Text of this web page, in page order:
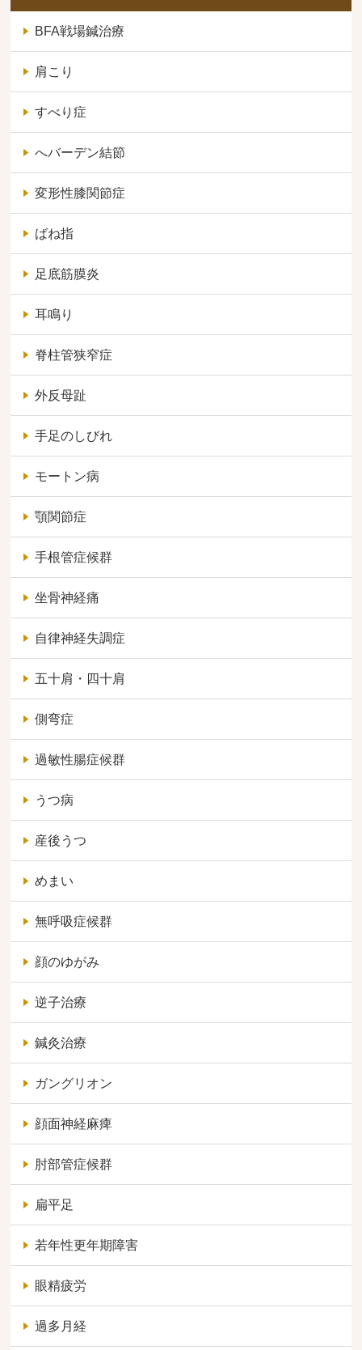
BFA戦場鍼治療
肩こり
すべり症
へバーデン結節
変形性膝関節症
ばね指
足底筋膜炎
耳鳴り
脊柱管狭窄症
外反母趾
手足のしびれ
モートン病
顎関節症
手根管症候群
坐骨神経痛
自律神経失調症
五十肩・四十肩
側弯症
過敏性腸症候群
うつ病
産後うつ
めまい
無呼吸症候群
顔のゆがみ
逆子治療
鍼灸治療
ガングリオン
顔面神経麻痺
肘部管症候群
扁平足
若年性更年期障害
眼精疲労
過多月経